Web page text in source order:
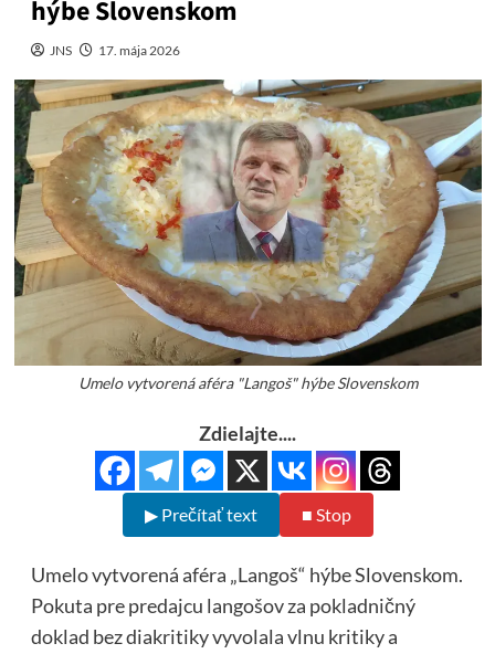
hýbe Slovenskom
JNS 17. mája 2026
Umelo vytvorená aféra "Langoš" hýbe Slovenskom
Zdielajte....
▶ Prečítať text ■ Stop
Umelo vytvorená aféra „Langoš“ hýbe Slovenskom.
Pokuta pre predajcu langošov za pokladničný
doklad bez diakritiky vyvolala vlnu kritiky a